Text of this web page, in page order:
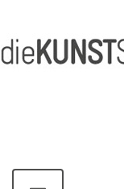
[1]
[2]
Links
[3]
mit
Kontaktdaten
Navigation